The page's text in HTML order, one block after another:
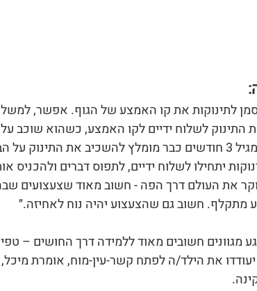
כדאי לסמן לתינוקות את קו האמצע של הגוף. אפשר,
התינוק לשלוח ידיים לקו האמצע, כשהוא שוכב על
וממשיכה ואומרת שהחל מגיל 3 חודשים כבר מומלץ להשכיב את
יתחילו לשלוח ידיים, לתפוס דברים
את העולם דרך הפה - חשוב מאוד שצעצועים
מתקלף. חשוב גם שהצעצוע יהיה נוח לאחיזה.״
מגוונים חשובים מאוד ללמידה דרך החושים –
את הילד/ה לפתח קשר-עין-מוח, אומרת